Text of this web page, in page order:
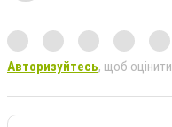
Авторизуйтесь, щоб оцінити